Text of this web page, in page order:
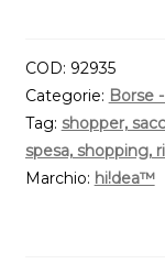
nella
parte
frontale
g/m²)
COD: 92935
Categorie: Borse
Tag: shopper,
spesa, shopping,
Marchio: hi!dea™